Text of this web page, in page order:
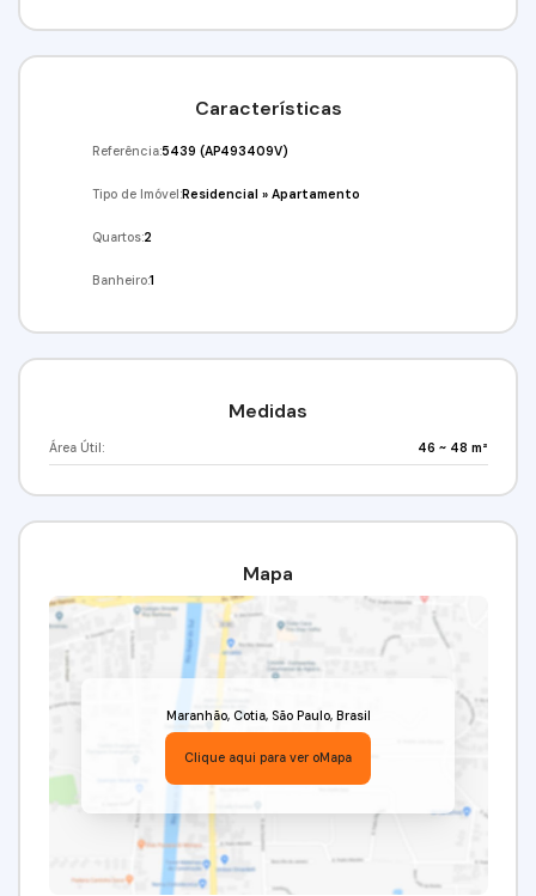
Valor:R$285.000,00 Aceita Financiamento! Utilize seu
(11) 97417-8061 // (11) 98211-2565
Imobiliária Alfa Negócios.
Características
Referência:5439 (AP493409V)
Tipo de Imóvel:Residencial »Apartamento
Quartos:2
Banheiro:1
Medidas
Área Útil: 46 ~ 48 m²
Mapa
Maranhão, Cotia, São Paulo, Brasil
Clique aqui para ver oMapa